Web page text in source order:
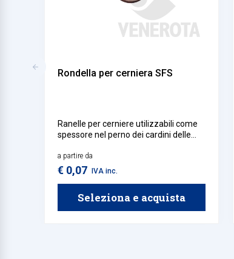
Rondella per cerniera SFS
Ranelle per cerniere utilizzabili come
spessore nel perno dei cardini delle
disponibili in diverse misure e finiture.
a partire da
€ 0,07 IVA inc.
Seleziona e acquista